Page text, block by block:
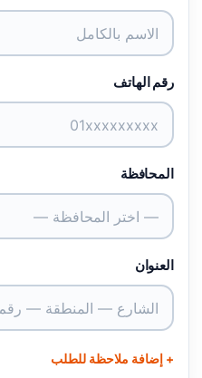
رقم الهاتف
المحافظة
— اختر المحافظة —
العنوان
+ إضافة ملاحظة للطلب